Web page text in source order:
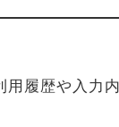
履歴や入力